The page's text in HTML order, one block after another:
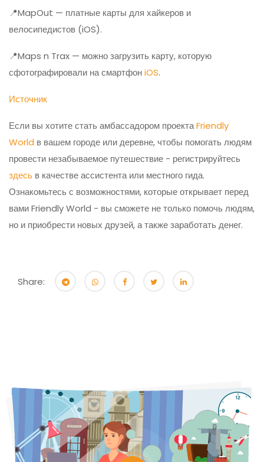
📍MapOut — платные карты для хайкеров и
велосипедистов (iOS).
📍Maps n Trax — можно загрузить карту, которую
сфотографировали на смартфонiOS.
Источник
Если вы хотите стать амбассадором проектаFriendly
World в вашем городе или деревне, чтобы помогать людям
провести незабываемое путешествие - регистрируйтесь
здесь в качестве ассистента или местного гида.
Ознакомьтесь с возможностями, которые открывает перед
вами Friendly World - вы сможете не только помочь людям,
но и приобрести новых друзей, а также заработать денег.
Share: